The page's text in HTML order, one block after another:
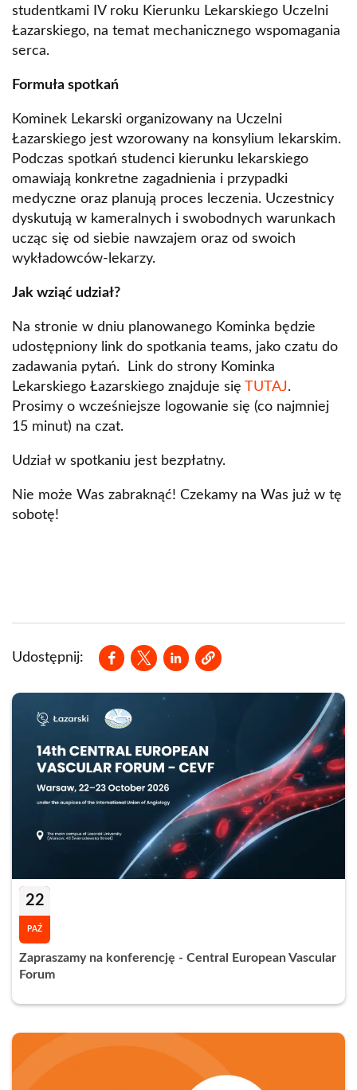
studentkami IV roku Kierunku Lekarskiego Uczelni
Łazarskiego, na temat mechanicznego wspomagania
serca.
Formuła spotkań
Kominek Lekarski organizowany na Uczelni
Łazarskiego jest wzorowany na konsylium lekarskim.
Podczas spotkań studenci kierunku lekarskiego
omawiają konkretne zagadnienia i przypadki
medyczne oraz planują proces leczenia. Uczestnicy
dyskutują w kameralnych i swobodnych warunkach
ucząc się od siebie nawzajem oraz od swoich
wykładowców-lekarzy.
Jak wziąć udział?
Na stronie w dniu planowanego Kominka będzie
udostępniony link do spotkania teams, jako czatu do
zadawania pytań. Link do strony Kominka
Lekarskiego Łazarskiego znajduje się TUTAJ.
Prosimy o wcześniejsze logowanie się (co najmniej
15 minut) na czat.
Udział w spotkaniu jest bezpłatny.
Nie może Was zabraknąć! Czekamy na Was już w tę
sobotę!
Udostępnij:
Opens in a new window
Opens in a new window
Opens in a new window
22
PAŹ
Zapraszamy na konferencję - Central European Vascular
Forum